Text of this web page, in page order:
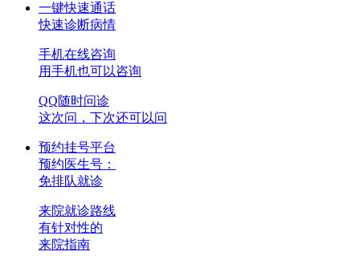
一键快速通话
快速诊断病情
手机在线咨询
用手机也可以咨询
QQ随时问诊
这次问，下次还可以问
预约挂号平台
预约医生号：
免排队就诊
来院就诊路线
有针对性的
来院指南